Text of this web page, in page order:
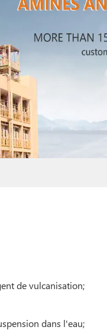
de vulcanisation;
dans l'eau;